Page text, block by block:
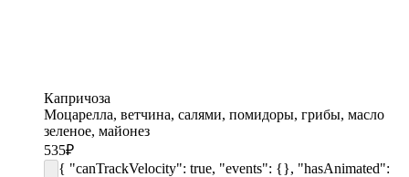
Капричоза
Моцарелла, ветчина, салями, помидоры, грибы, масло
зеленое, майонез
535₽
{ "canTrackVelocity": true, "events": {}, "hasAnimated":